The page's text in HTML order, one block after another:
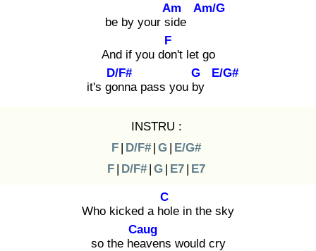
be by your sid
Am
e
Am/G
And if you don
F
't let go
it's gon
D/F#
na pass you by
G E/G#
INSTRU :
F | D/F# | G | E/G#
F | D/F# | G | E7 | E7
Who kicked a hol
C
e in the sky
so the hea
Caug
vens would cry